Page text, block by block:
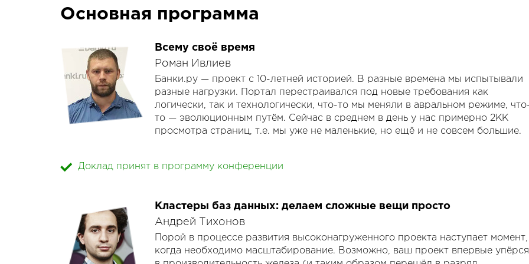
Основная программа
Всему своё время
Роман Ивлиев
Банки.ру — проект с 10-летней историей. В разные времена мы испытывали
разные нагрузки. Портал перестраивался под новые требования как
логически, так и технологически, что-то мы меняли в авральном режиме,
то — эволюционным путём. Сейчас в среднем в день у нас примерно 2КК
просмотра страниц, т.е. мы уже не маленькие, но ещё и не совсем большие.
о том, что далеко не всегда лучшие практики разработки нагруженных
Посмотрим примеры и поищем ответы на вопросы:
1) Настолько ли ваш highload — highload?
2) Считать ли хабрэффект поводом для внедрения высоких технологий?
3) "Костыль" или "высокотехнологичное решение" — что выбрать? Плюсы и
минусы.
Доклад принят в программу конференции
Кластеры баз данных: делаем сложные вещи просто
Андрей Тихонов
Порой в процессе развития высоконагруженного проекта наступает момент,
когда необходимо масштабирование. Возможно, ваш проект впервые упёрся